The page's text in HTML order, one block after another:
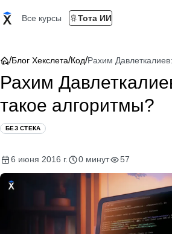
Все курсы Тота ИИ
/Блог Хекслета/Код/Рахим
Рахим
такое алгоритмы?
БЕЗ СТЕКА
6 июня 2016 г. 0 минут 57